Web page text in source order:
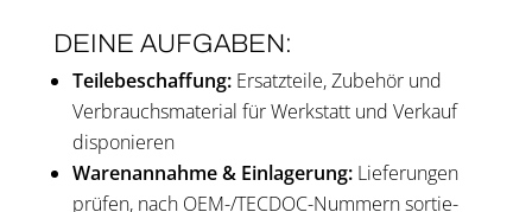
DEI­NE AUF­GA­BEN:
Tei­le­be­schaf­fung:Ersatz­tei­le, Zubehör und
Ver­brauchs­ma­te­ri­al für Werkstatt und Ver­kauf
dis­po­nie­ren
Waren­an­nah­me & Ein­la­ge­rung:Lie­fe­run­gen
prü­fen, nach OEM-/TEC­DOC-Num­mern sor­tie­